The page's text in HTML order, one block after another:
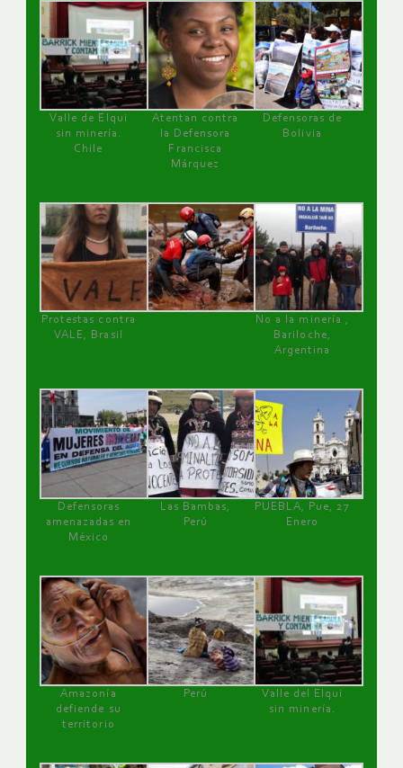
Valle de Elqui
sin minería.
Chile
Atentan contra
la Defensora
Francisca
Márquez
Defensoras de
Bolivia
Protestas contra
VALE, Brasil
No a la minería ,
Bariloche,
Argentina
Defensoras
amenazadas en
México
Las Bambas,
Perú
PUEBLA, Pue, 27
Enero
Amazonía
defiende su
territorio
Perú
Valle del Elqui
sin minería.